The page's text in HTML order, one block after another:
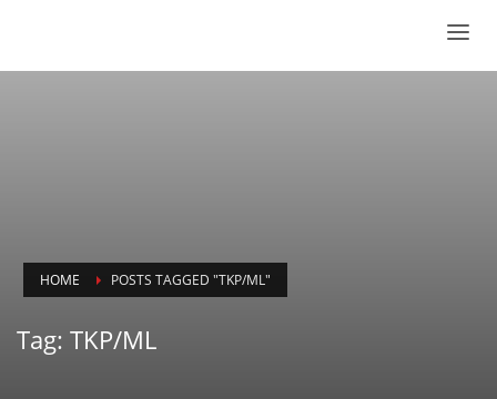
HOME POSTS TAGGED "TKP/ML"
Tag: TKP/ML